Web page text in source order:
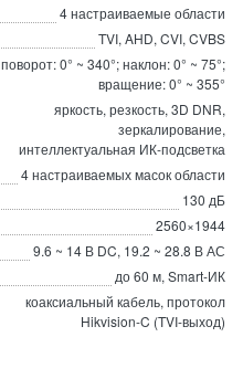
4 настраиваемые области
TVI, AHD, CVI, CVBS
поворот: 0° ~ 340°; наклон: 0° ~ 75°;
вращение: 0° ~ 355°
яркость, резкость, 3D DNR,
зеркалирование,
интеллектуальная ИК-подсветка
4 настраиваемых масок области
130 дБ
2560×1944
9.6 ~ 14 В DC, 19.2 ~ 28.8 В АС
до 60 м, Smart-ИК
коаксиальный кабель, протокол
Hikvision-C (TVI-выход)